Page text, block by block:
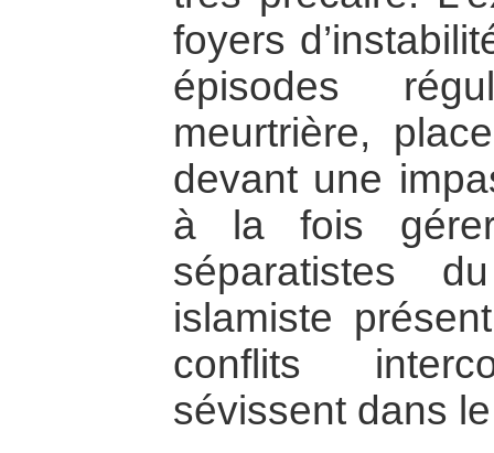
foyers
épisodes
meurtrière,
devant une
à la fois gérer
séparatistes
islamiste
conflits
sévissent dans